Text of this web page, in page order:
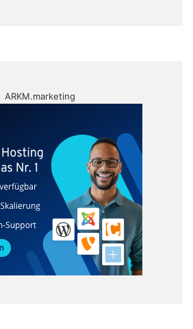
ARKM.marketing